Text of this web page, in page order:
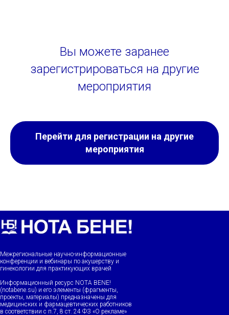
Вы можете заранее
зарегистрироваться на другие
мероприятия
Перейти для регистрации на другие
мероприятия
Межрегиональные научно-информационные
конференции и вебинары по акушерству и
гинекологии для практикующих врачей
Информационный ресурс NOTA BENE!
(notabene.su) и его элементы (фрагменты,
проекты, материалы) предназначены для
медицинских и фармацевтических работников
в соответствии с п.7, 8 ст. 24 ФЗ «О рекламе»